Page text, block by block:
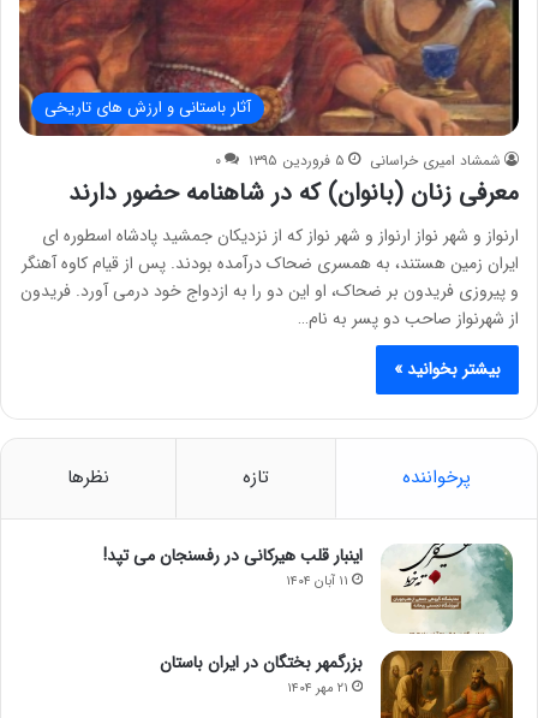
آثار باستانی و ارزش های تاریخی
شمشاد امیری خراسانی ۵ فروردین ۱۳۹۵ ۰
معرفی زنان (بانوان) که در شاهنامه حضور دارند
ارنواز و شهر نواز ارنواز و شهر نواز که از نزدیکان جمشید پادشاه اسطوره ای
ایران زمین هستند، به همسری ضحاک درآمده بودند. پس از قیام کاوه آهنگر
و پیروزی فریدون بر ضحاک، او این دو را به ازدواج خود درمی آورد. فریدون
از شهرنواز صاحب دو پسر به نام…
بیشتر بخوانید »
پرخواننده تازه نظرها
اینبار قلب هیرکانی در رفسنجان می تپد!
۱۱ آبان ۱۴۰۴
بزرگمهر بختگان در ایران باستان
۲۱ مهر ۱۴۰۴